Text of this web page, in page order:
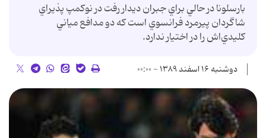
بارسلونا در حالي براي جبران ديدار رفت در نوكمپ پذيراي
شاگردان پيرمرد فرانسوي است كه دو مدافع مياني
كليدي‌اش را در اختيار ندارد.
دوشنبه ۱۶ اسفند ۱۳۸۹ - ۰۰:۰۰